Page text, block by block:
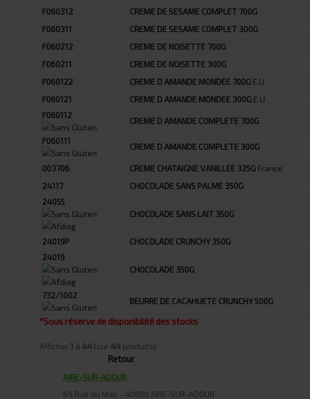
F060312
CREME DE SESAME COMPLET 700G
F060311
CREME DE SESAME COMPLET 300G
F060212
CREME DE NOISETTE 700G
F060211
CREME DE NOISETTE 300G
F060122
CREME D AMANDE MONDEE 700GE.U
F060121
CREME D AMANDE MONDEE 300GE.U
F060112
CREME D AMANDE COMPLETE 700G
F060111
CREME D AMANDE COMPLETE 300G
003706 CREME CHATAIGNE VANILLEE 325GFrance
24117
CHOCOLADE SANS PALME 350G
24055
CHOCOLADE SANS LAIT 350G
24019P CHOCOLADE CRUNCHY 350G
24019
CHOCOLADE 350G
732/1002
BEURRE DE CACAHUETE CRUNCHY 500G
*Sous réserve de disponibilité des stocks
Afficher 1 à 44 (sur 44 produits)
Retour
AIRE-SUR-ADOUR
64 Rue du Mas - 40800 AIRE-SUR-ADOUR